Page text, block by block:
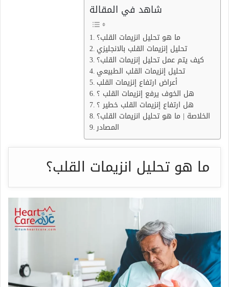
شاهد في المقالة
ما هو تحليل انزيمات القلب؟
تحليل إنزيمات القلب بالانجليزي
كيف يتم عمل تحليل إنزيمات القلب؟
تحليل إنزيمات القلب الطبيعي
أعراض ارتفاع إنزيمات القلب
هل الخوف يرفع إنزيمات القلب ؟
هل ارتفاع إنزيمات القلب خطير ؟
الخلاصة | ما هو تحليل انزيمات القلب؟
المصادر
ما هو تحليل انزيمات القلب؟